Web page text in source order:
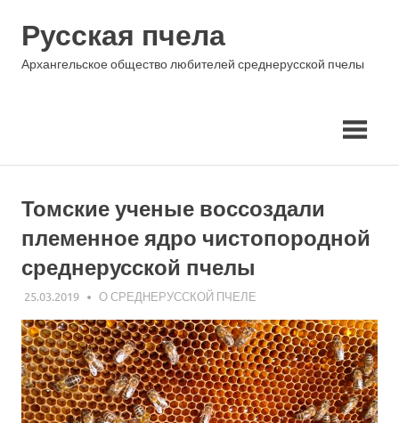
content
Русская пчела
Архангельское общество любителей среднерусской пчелы
Томские ученые воссоздали
племенное ядро чистопородной
среднерусской пчелы
25.03.2019 АЛЕКСАНДР ГОРШКОВ
О СРЕДНЕРУССКОЙ ПЧЕЛЕ